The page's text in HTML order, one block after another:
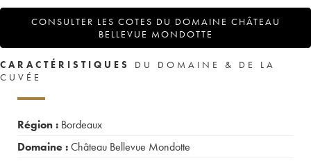
CONSULTER LES COTES DU DOMAINE CHÂTEAU
BELLEVUE MONDOTTE
CARACTÉRISTIQUES
DU DOMAINE & DE LA
CUVÉE
Région : Bordeaux
Domaine :Château Bellevue Mondotte